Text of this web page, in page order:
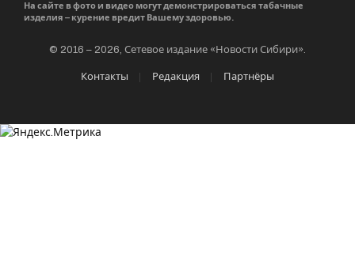
На сайте в фото и видео могут демонстрироваться табачные
изделия – курение вредит Вашему здоровью.
© 2016 – 2026, Сетевое издание «Новости Сибири».
Контакты Редакция Партнёры